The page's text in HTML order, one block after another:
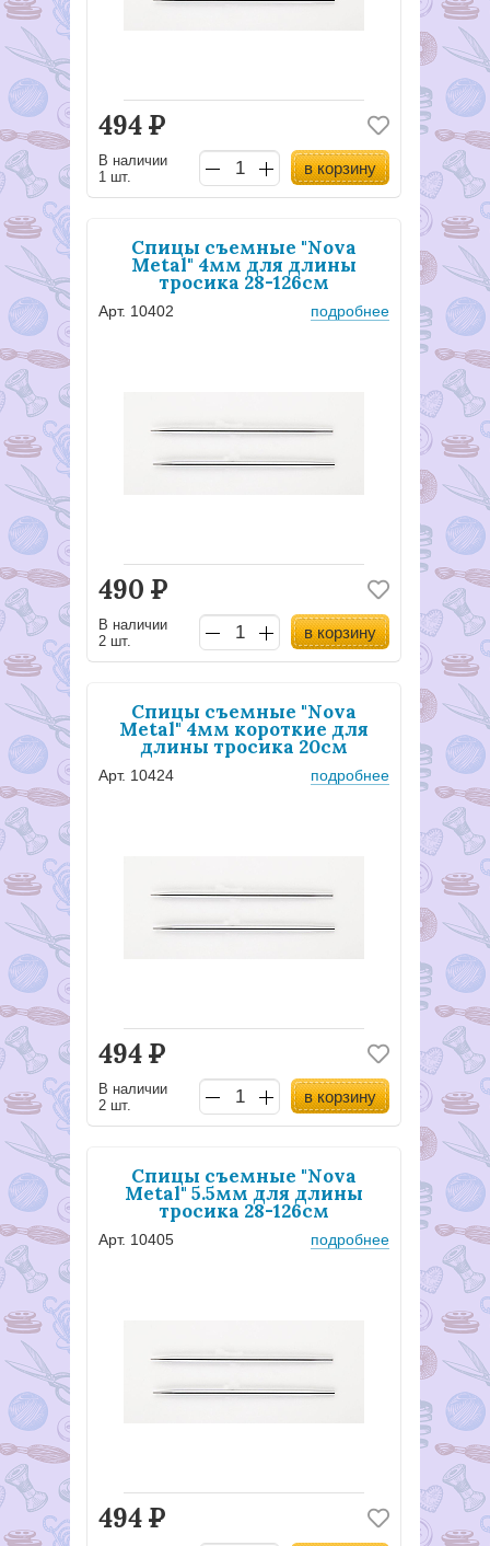
494Р
В наличии
1 шт.
в корзину
Спицы съемные "Nova
Metal" 4мм для длины
тросика 28-126см
Арт. 10402 подробнее
490 Р
В наличии
2 шт.
в корзину
Спицы съемные "Nova
Metal" 4мм короткие для
длины тросика 20см
Арт. 10424 подробнее
494Р
В наличии
2 шт.
в корзину
Спицы съемные "Nova
Metal" 5.5мм для длины
тросика 28-126см
Арт. 10405 подробнее
494Р